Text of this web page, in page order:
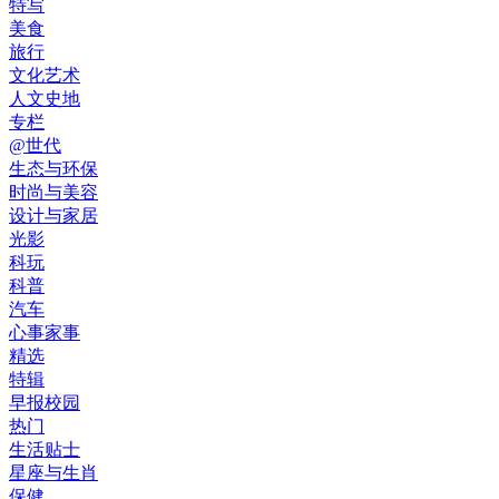
特写
美食
旅行
文化艺术
人文史地
专栏
@世代
生态与环保
时尚与美容
设计与家居
光影
科玩
科普
汽车
心事家事
精选
特辑
早报校园
热门
生活贴士
星座与生肖